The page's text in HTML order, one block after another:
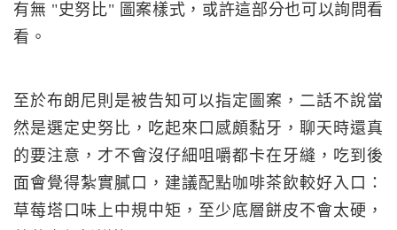
有無 "史努比" 圖案樣式，或許這部分也可以詢問看
看。
至於布朗尼則是被告知可以指定圖案，二話不說當
然是選定史努比，吃起來口感頗黏牙，聊天時還真
的要注意，才不會沒仔細咀嚼都卡在牙縫，吃到後
面會覺得紮實膩口，建議配點咖啡茶飲較好入口：
草莓塔口味上中規中矩，至少底層餅皮不會太硬，